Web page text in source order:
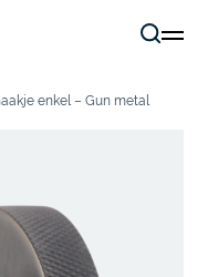
enkel – Gun metal